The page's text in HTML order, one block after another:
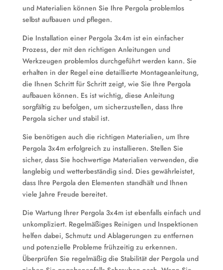
und Materialien können Sie Ihre Pergola problemlos
selbst aufbauen und pflegen.
Die Installation einer Pergola 3x4m ist ein einfacher
Prozess, der mit den richtigen Anleitungen und
Werkzeugen problemlos durchgeführt werden kann. Sie
erhalten in der Regel eine detaillierte Montageanleitung,
die Ihnen Schritt für Schritt zeigt, wie Sie Ihre Pergola
aufbauen können. Es ist wichtig, diese Anleitung
sorgfältig zu befolgen, um sicherzustellen, dass Ihre
Pergola sicher und stabil ist.
Sie benötigen auch die richtigen Materialien, um Ihre
Pergola 3x4m erfolgreich zu installieren. Stellen Sie
sicher, dass Sie hochwertige Materialien verwenden, die
langlebig und wetterbeständig sind. Dies gewährleistet,
dass Ihre Pergola den Elementen standhält und Ihnen
viele Jahre Freude bereitet.
Die Wartung Ihrer Pergola 3x4m ist ebenfalls einfach und
unkompliziert. Regelmäßiges Reinigen und Inspektionen
helfen dabei, Schmutz und Ablagerungen zu entfernen
und potenzielle Probleme frühzeitig zu erkennen.
Überprüfen Sie regelmäßig die Stabilität der Pergola und